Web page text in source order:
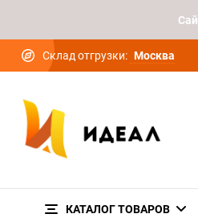
Склад отгрузки: Москва
КАТАЛОГ ТОВАРОВ